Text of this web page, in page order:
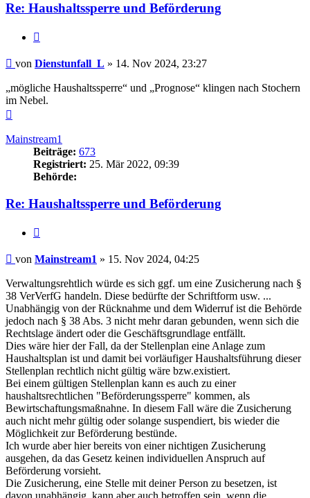
Re: Haushaltssperre und Beförderung
Beitrag
von Dienstunfall_L » 14. Nov 2024, 23:27
„mögliche Haushaltssperre“ und „Prognose“ klingen nach Stochern
im Nebel.
Mainstream1
Beiträge: 673
Registriert: 25. Mär 2022, 09:39
Behörde:
Re: Haushaltssperre und Beförderung
Beitrag
von Mainstream1 » 15. Nov 2024, 04:25
Verwaltungsrehtlich würde es sich ggf. um eine Zusicherung nach §
38 VerVerfG handeln. Diese bedürfte der Schriftform usw. ...
Unabhängig von der Rücknahme und dem Widerruf ist die Behörde
jedoch nach § 38 Abs. 3 nicht mehr daran gebunden, wenn sich die
Rechtslage ändert oder die Geschäftsgrundlage entfällt.
Dies wäre hier der Fall, da der Stellenplan eine Anlage zum
Haushaltsplan ist und damit bei vorläufiger Haushaltsführung dieser
Stellenplan rechtlich nicht gültig wäre bzw.existiert.
Bei einem gültigen Stellenplan kann es auch zu einer
haushaltsrechtlichen "Beförderungssperre" kommen, als
Bewirtschaftungsmaßnahne. In diesem Fall wäre die Zusicherung
auch nicht mehr gültig oder solange suspendiert, bis wieder die
Möglichkeit zur Beförderung bestünde.
Ich wurde aber hier bereits von einer nichtigen Zusicherung
ausgehen, da das Gesetz keinen individuellen Anspruch auf
Beförderung vorsieht.
Die Zusicherung, eine Stelle mit deiner Person zu besetzen, ist
davon unabhängig, kann aber auch betroffen sein, wenn die